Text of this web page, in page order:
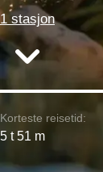
1 stasjon
Korteste reisetid:
5 t 51 m